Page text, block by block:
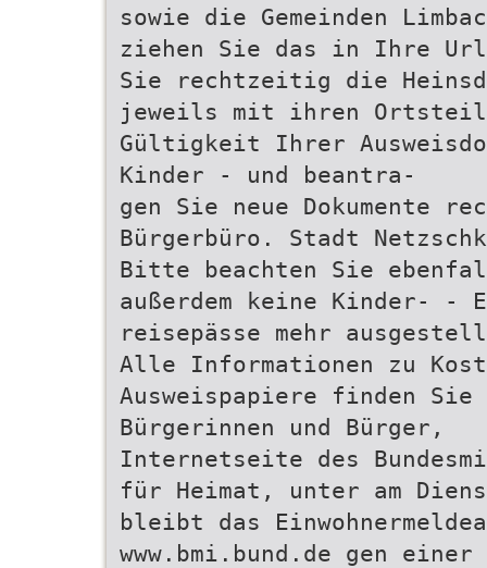
sowie die Gemeinden
ziehen Sie das in Ihre
Sie rechtzeitig die
jeweils mit ihren
Gültigkeit Ihrer
Kinder - und beantra-
gen Sie neue Dokumente
Bürgerbüro. Stadt
Bitte beachten Sie
außerdem keine Kinder- -
reisepässe mehr
Alle Informationen zu
Ausweispapiere finden
Bürgerinnen und Bürger,
Internetseite des
für Heimat, unter am
bleibt das
www.bmi.bund.de gen